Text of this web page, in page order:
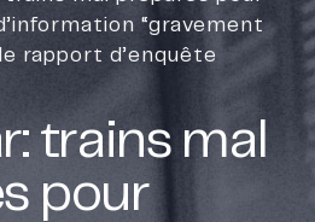
“gravement
rapport d’enquête
trains mal
pour